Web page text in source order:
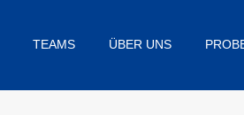
TEAMS ÜBER UNS